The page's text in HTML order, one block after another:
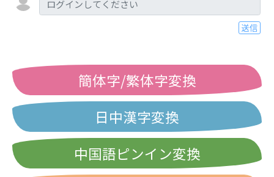
送信
簡体字/繁体字変換
日中漢字変換
中国語ピンイン変換